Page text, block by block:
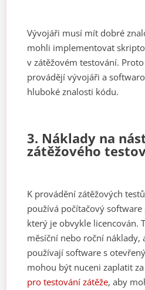
Vývojáři musí mít dobré
mohli implementovat
v zátěžovém testování.
provádějí vývojáři a
hluboké znalosti kódu.
3. Náklady na
zátěžového
K provádění zátěžových
používá počítačový software
který je obvykle licencován.
měsíční nebo roční náklady,
používají software s
mohou být nuceni zaplatit
pro testování zátěže, aby